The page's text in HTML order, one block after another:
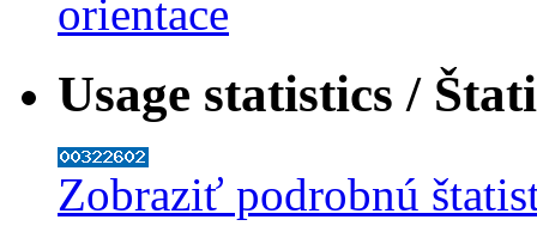
Usage statistics /
Zobraziť podrobnú